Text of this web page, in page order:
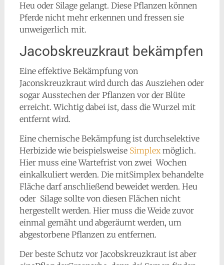
Heu oder Silage gelangt. Diese Pflanzen können
Pferde nicht mehr erkennen und fressen sie
unweigerlich mit.
Jacobskreuzkraut bekämpfen
Eine effektive Bekämpfung von
Jaconskreuzkraut wird durch das Ausziehen oder
sogar Ausstechen der Pflanzen vor der Blüte
erreicht. Wichtig dabei ist, dass die Wurzel mit
entfernt wird.
Eine chemische Bekämpfung ist durchselektive
Herbizide wie beispielsweise Simplexmöglich.
Hier muss eine Wartefrist von zwei Wochen
einkalkuliert werden. Die mitSimplex behandelte
Fläche darf anschließend beweidet werden. Heu
oder Silage sollte von diesen Flächen nicht
hergestellt werden. Hier muss die Weide zuvor
einmal gemäht und abgeräumt werden, um
abgestorbene Pflanzen zu entfernen.
Der beste Schutz vor Jacobskreuzkraut ist aber